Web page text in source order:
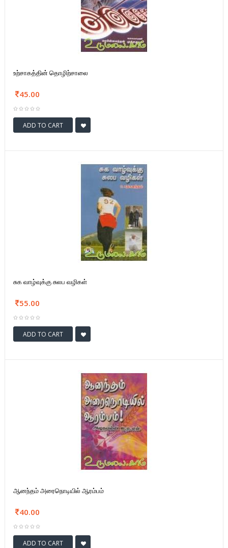
உற்சாகத்தின் தொழிற்சாலை
45.00
ADD TO CART
சுக வாழ்வுக்கு சுலப வழிகள்
55.00
ADD TO CART
ஆனந்தம் அரைநொடியில் ஆரம்பம்
40.00
ADD TO CART